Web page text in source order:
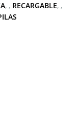
, RECARGABLE ,